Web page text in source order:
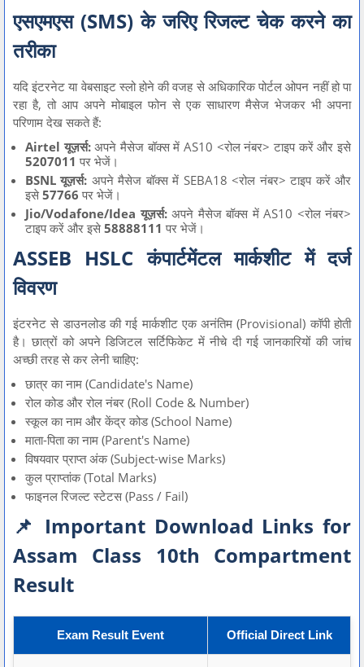
एसएमएस (SMS) के जरिए रिजल्ट चेक करने का
तरीका
यदि इंटरनेट या वेबसाइट स्लो होने की वजह से अधिकारिक पोर्टल ओपन नहीं हो पा
रहा है, तो आप अपने मोबाइल फोन से एक साधारण मैसेज भेजकर भी अपना
परिणाम देख सकते हैं:
Airtel यूज़र्स:अपने मैसेज बॉक्स मेंAS10 <रोल नंबर> टाइप करें और इसे
5207011 पर भेजें।
BSNL यूज़र्स: अपने मैसेज बॉक्स में SEBA18 <रोल नंबर> टाइप करें और
इसे 57766 पर भेजें।
Jio/Vodafone/Idea यूज़र्स:अपने मैसेज बॉक्स में AS10 <रोल नंबर>
टाइप करें और इसे 58888111 पर भेजें।
ASSEB HSLC कंपार्टमेंटल मार्कशीट में दर्ज
विवरण
इंटरनेट से डाउनलोड की गई मार्कशीट एक अनंतिम (Provisional) कॉपी होती
है। छात्रों को अपने डिजिटल सर्टिफिकेट में नीचे दी गई जानकारियों की जांच
अच्छी तरह से कर लेनी चाहिए:
छात्र का नाम (Candidate's Name)
रोल कोड और रोल नंबर (Roll Code & Number)
स्कूल का नाम और केंद्र कोड (School Name)
माता-पिता का नाम (Parent's Name)
विषयवार प्राप्त अंक (Subject-wise Marks)
कुल प्राप्तांक (Total Marks)
फाइनल रिजल्ट स्टेटस (Pass / Fail)
📌 Important Download Links for
Assam Class 10th Compartment
Result
Exam Result Event Official Direct Link